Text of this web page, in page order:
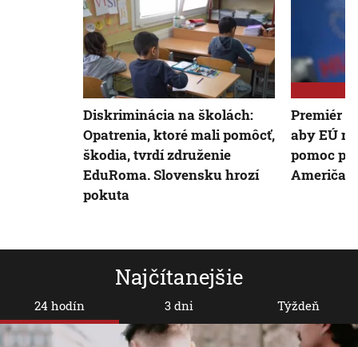
Najčítanejšie
24 hodín 3 dni Týždeň
Diskriminácia na školách:
Opatrenia, ktoré mali pomôcť,
škodia, tvrdí združenie
EduRoma. Slovensku hrozí
pokuta
Premiér
aby EÚ
pomoc